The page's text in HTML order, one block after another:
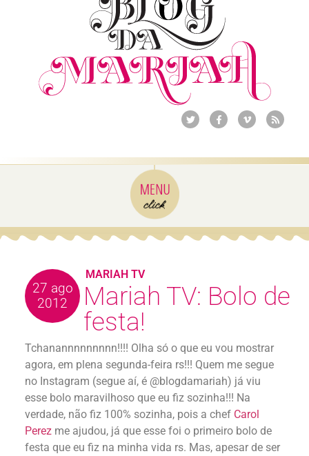
27 ago
2012
Mariah TV: Bolo de
festa!
Tchanannnnnnnnn!!!! Olha só o que eu vou mostrar
agora, em plena segunda-feira rs!!! Quem me segue
no Instagram (segue aí, é @blogdamariah) já viu
esse bolo maravilhoso que eu fiz sozinha!!! Na
verdade, não fiz 100% sozinha, pois a chef Carol
Perez me ajudou, já que esse foi o primeiro bolo de
festa que eu fiz na minha vida rs. Mas, apesar de ser
MARIAH TV